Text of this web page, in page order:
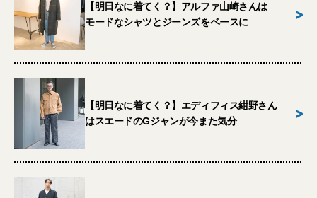
【明日なに着てく？】アルファ山崎さんは
モードなシャツとジーンズをベースに
>
【明日なに着てく？】エディフィス紺野さん
はスエードのGジャンが今また気分
>